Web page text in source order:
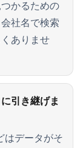
かるための
社名で検索
ありませ
引き継げま
はデータがそ